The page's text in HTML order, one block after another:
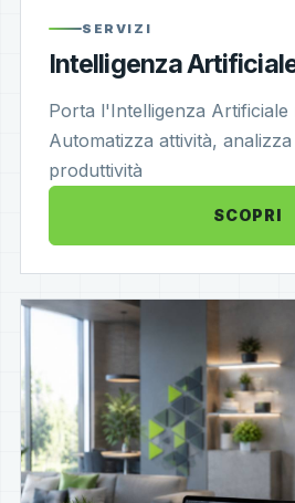
SERVIZI
Intelligenza
Porta l'Intelligenza Artificiale
Automatizza attività,
produttività
SCOPRI